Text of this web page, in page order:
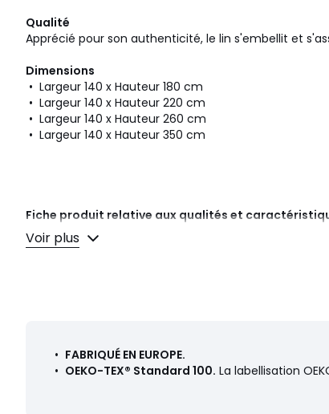
Qualité
Apprécié pour son authenticité, le lin s'embellit et
Dimensions
• Largeur 140 x Hauteur 180 cm
• Largeur 140 x Hauteur 220 cm
• Largeur 140 x Hauteur 260 cm
• Largeur 140 x Hauteur 350 cm
Fiche produit relative aux qualités et
• Origine de fabrication (tissage, teinture, confection) :
Voir plus
• FABRIQUÉ EN EUROPE.
• OEKO-TEX® Standard 100. La labellisation